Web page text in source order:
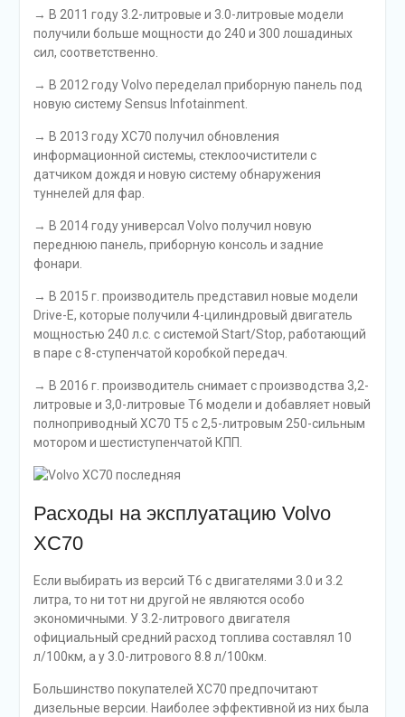
→ В 2011 году 3.2-литровые и 3.0-литровые модели
получили больше мощности до 240 и 300 лошадиных
сил, соответственно.
→ В 2012 году Volvo переделал приборную панель под
новую систему Sensus Infotainment.
→ В 2013 году XC70 получил обновления
информационной системы, стеклоочистители с
датчиком дождя и новую систему обнаружения
туннелей для фар.
→ В 2014 году универсал Volvo получил новую
переднюю панель, приборную консоль и задние
фонари.
→ В 2015 г. производитель представил новые модели
Drive-E, которые получили 4-цилиндровый двигатель
мощностью 240 л.с. с системой Start/Stop, работающий
в паре с 8-ступенчатой коробкой передач.
→ В 2016 г. производитель снимает с производства 3,2-
литровые и 3,0-литровые T6 модели и добавляет новый
полноприводный XC70 T5 с 2,5-литровым 250-сильным
мотором и шестиступенчатой КПП.
Расходы на эксплуатацию Volvo
XC70
Если выбирать из версий T6 с двигателями 3.0 и 3.2
литра, то ни тот ни другой не являются особо
экономичными. У 3.2-литрового двигателя
официальный средний расход топлива составлял 10
л/100км, а у 3.0-литрового 8.8 л/100км.
Большинство покупателей XC70 предпочитают
дизельные версии. Наиболее эффективной из них была